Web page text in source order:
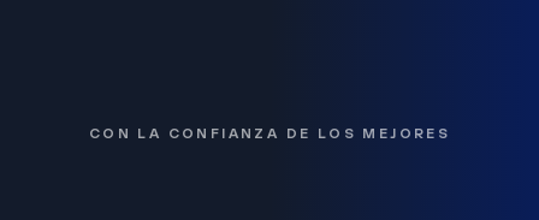
CON LA CONFIANZA DE LOS MEJORES